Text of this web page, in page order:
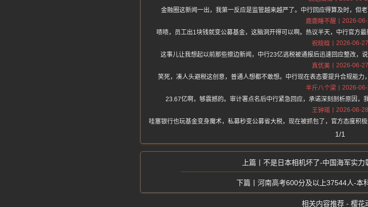
金融圈这新闻一出，我第一反应是监管越来越严了。中行回应得算及时，但
鹿鹿睡不醒
2026-
啧啧，员工出1块钱就变公募基金，这脑洞开得可以啊。热议半天，中行官方
祝晓晗
2026-06-27
这事儿让我想起以前那些擦边新闻，中行23亿逃税被通报后迅速回应整改，
真优美
2026-06-27
笑死，凑人头避税这创意，普通人想都不敢想。中行现在表态要提升合规能力
半斤八个梁
2026-
23.67亿啊，够震撼的。审计署点名后中行紧急回应，承诺深刻剖析原因，
王钟瑶
2026-06-28
哇塞银行也玩基金变身魔术，私募秒变公募省大税，现在被抓包了，官方态度积
1/1
不是日本相机坏了-中国海军实力
河南高考600分及以上37544人-本
相关内容推荐 - 樱花